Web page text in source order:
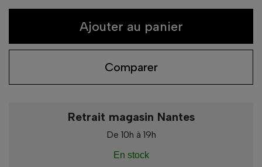
Ajouter au panier
Comparer
Retrait magasin Nantes
De 10h à 19h
En stock